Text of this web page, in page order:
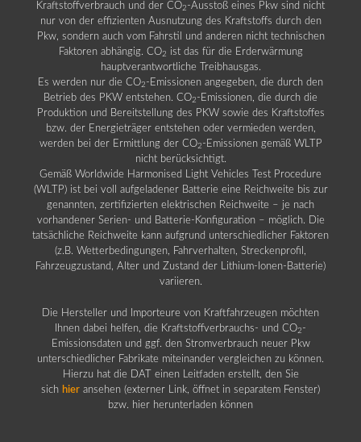
Kraftstoffverbrauch und der CO2 -Ausstoß eines Pkw sind nicht
nur von der effizienten Ausnutzung des Kraftstoffs durch den
Pkw, sondern auch vom Fahrstil und anderen nicht technischen
Faktoren abhängig. CO2 ist das für die Erderwärmung
hauptverantwortliche Treibhausgas.
Es werden nur die CO2 -Emissionen angegeben, die durch den
Betrieb des PKW entstehen. CO2 -Emissionen, die durch die
Produktion und Bereitstellung des PKW sowie des Kraftstoffes
bzw. der Energieträger entstehen oder vermieden werden,
werden bei der Ermittlung der CO2 -Emissionen gemäß WLTP
nicht berücksichtigt.
Gemäß Worldwide Harmonised Light Vehicles Test Procedure
(WLTP) ist bei voll aufgeladener Batterie eine Reichweite bis zur
genannten, zertifizierten elektrischen Reichweite – je nach
vorhandener Serien- und Batterie-Konfiguration – möglich. Die
tatsächliche Reichweite kann aufgrund unterschiedlicher Faktoren
(z.B. Wetterbedingungen, Fahrverhalten, Streckenprofil,
Fahrzeugzustand, Alter und Zustand der Lithium-Ionen-Batterie)
variieren.
Die Hersteller und Importeure von Kraftfahrzeugen möchten
Ihnen dabei helfen, die Kraftstoffverbrauchs- und CO2 -
Emissionsdaten und ggf. den Stromverbrauch neuer Pkw
unterschiedlicher Fabrikate miteinander vergleichen zu können.
Hierzu hat die DAT einen Leitfaden erstellt, den Sie
sich hier ansehen (externer Link, öffnet in separatem Fenster)
bzw. hier herunterladen können